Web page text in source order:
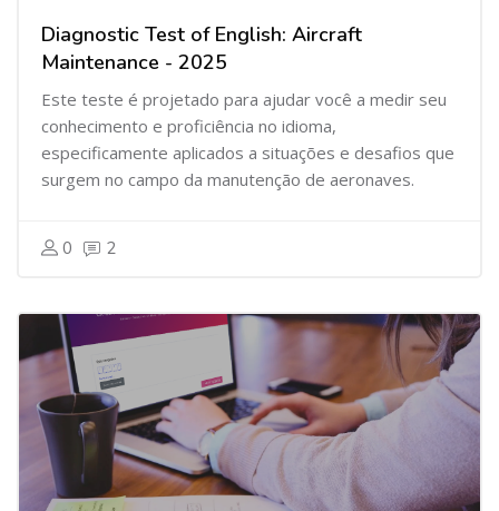
Diagnostic Test of English: Aircraft
Maintenance - 2025
Este teste é projetado para ajudar você a medir seu
conhecimento e proficiência no idioma,
especificamente aplicados a situações e desafios que
surgem no campo da manutenção de aeronaves.
0 2